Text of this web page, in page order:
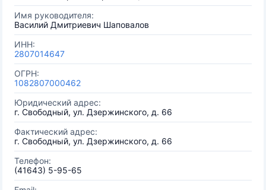
Имя руководителя:
Василий Дмитриевич Шаповалов
ИНН:
2807014647
ОГРН:
1082807000462
Юридический адрес:
г. Свободный, ул. Дзержинского, д. 66
Фактический адрес:
г. Свободный, ул. Дзержинского, д. 66
Телефон:
(41643) 5-95-65